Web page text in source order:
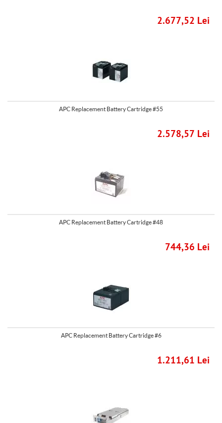
2.677,52 Lei
APC Replacement Battery Cartridge #55
2.578,57 Lei
APC Replacement Battery Cartridge #48
744,36 Lei
APC Replacement Battery Cartridge #6
1.211,61 Lei